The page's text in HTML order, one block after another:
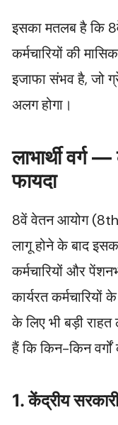
इसका मतलब है कि
कर्मचारियों की
इजाफा संभव है, जो
अलग होगा।
लाभार्थी वर्ग
फायदा
8वें वेतन आयोग
लागू होने के बाद
कर्मचारियों और
कार्यरत कर्मचारियों
के लिए भी बड़ी
हैं कि किन-किन
1. केंद्रीय सरकारी